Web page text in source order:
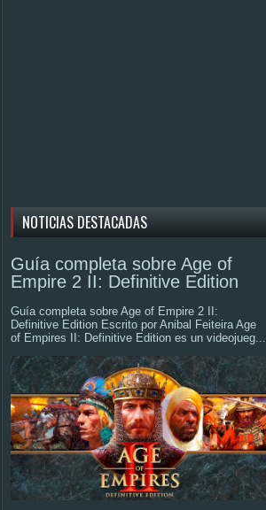
NOTICIAS DESTACADAS
Guía completa sobre Age of
Empire 2 II: Definitive Edition
Guía completa sobre Age of Empire 2 II:
Definitive Edition Escrito por Anibal Feiteira Age
of Empires II: Definitive Edition es un videojueg...